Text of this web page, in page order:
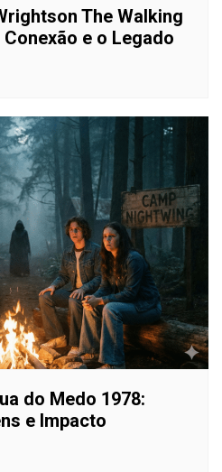
The Walking
e o Legado
do Medo 1978:
e Impacto